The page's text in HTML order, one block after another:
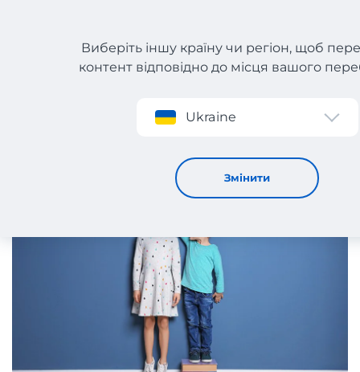
Реєстрація
Виберіть іншу країну чи регіон, щоб
контент відповідно до місця вашого
Ukraine
Змінити
Важливі підказки, як вибрати розміри дитячого одягу і